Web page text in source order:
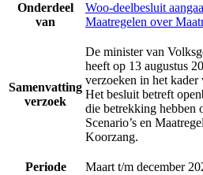
Onderdeel
van
Woo-deelbesluit
Maatregelen over
Samenvatting
verzoek
De minister van
heeft op 13 augustus
verzoeken in het kader
Het besluit betreft
die betrekking hebben
Scenario’s en
Koorzang.
Periode
Maart t/m december